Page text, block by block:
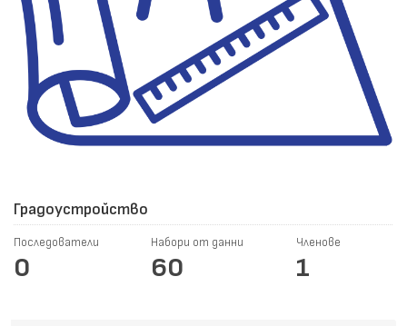
Градоустройство
Последователи
0
Набори от данни
60
Членове
1